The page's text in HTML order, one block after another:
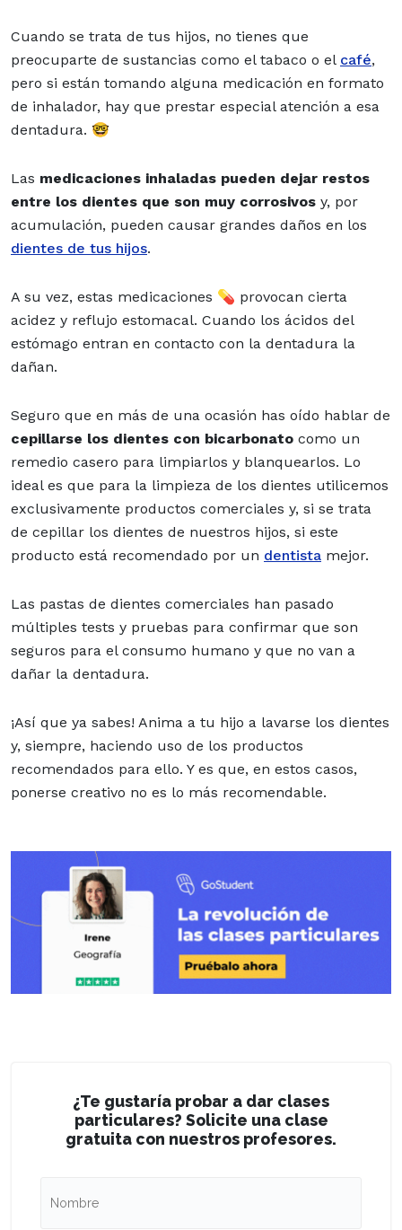
Cuando se trata de tus hijos, no tienes que
preocuparte de sustancias como el tabaco o el café,
pero si están tomando alguna medicación en formato
de inhalador, hay que prestar especial atención a esa
dentadura. 🤓
Las medicaciones inhaladas pueden dejar restos
entre los dientes que son muy corrosivos y, por
acumulación, pueden causar grandes daños en los
dientes de tus hijos.
A su vez, estas medicaciones 💊 provocan cierta
acidez y reflujo estomacal. Cuando los ácidos del
estómago entran en contacto con la dentadura la
dañan.
Seguro que en más de una ocasión has oído hablar de
cepillarse los dientes con bicarbonato como un
remedio casero para limpiarlos y blanquearlos. Lo
ideal es que para la limpieza de los dientes utilicemos
exclusivamente productos comerciales y, si se trata
de cepillar los dientes de nuestros hijos, si este
producto está recomendado por un dentista mejor.
Las pastas de dientes comerciales han pasado
múltiples tests y pruebas para confirmar que son
seguros para el consumo humano y que no van a
dañar la dentadura.
¡Así que ya sabes! Anima a tu hijo a lavarse los dientes
y, siempre, haciendo uso de los productos
recomendados para ello. Y es que, en estos casos,
ponerse creativo no es lo más recomendable.
¿Te gustaría probar a dar clases
particulares? Solicite una clase
gratuita con nuestros profesores.